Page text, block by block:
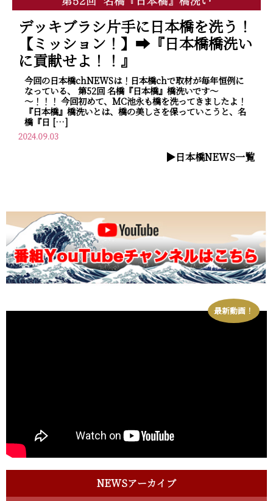
デッキブラシ片手に日本橋を洗う！
【ミッション！】➡『日本橋橋洗い
に貢献せよ！！』
今回の日本橋chNEWSは！日本橋chで取材が毎年恒例に
なっている、 第52回 名橋『日本橋』橋洗いです～
～！！！ 今回初めて、MC池永も橋を洗ってきましたよ！
『日本橋』橋洗いとは、橋の美しさを保っていこうと、名
橋『日 […]
2024.09.03
▶︎日本橋NEWS一覧
最新動画！
NEWSアーカイブ